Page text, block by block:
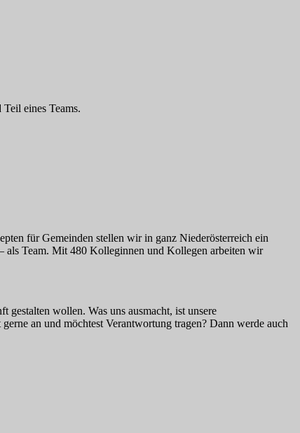
eines Teams.
für Gemeinden stellen wir in ganz Niederösterreich ein
als Team. Mit 480 Kolleginnen und Kollegen arbeiten wir
wollen. Was uns ausmacht, ist unsere
an und möchtest Verantwortung tragen? Dann werde auch